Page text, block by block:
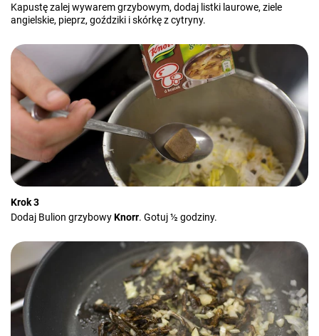
Kapustę zalej wywarem grzybowym, dodaj listki laurowe, ziele
angielskie, pieprz, goździki i skórkę z cytryny.
Krok 3
Dodaj Bulion grzybowyKnorr. Gotuj ½ godziny.